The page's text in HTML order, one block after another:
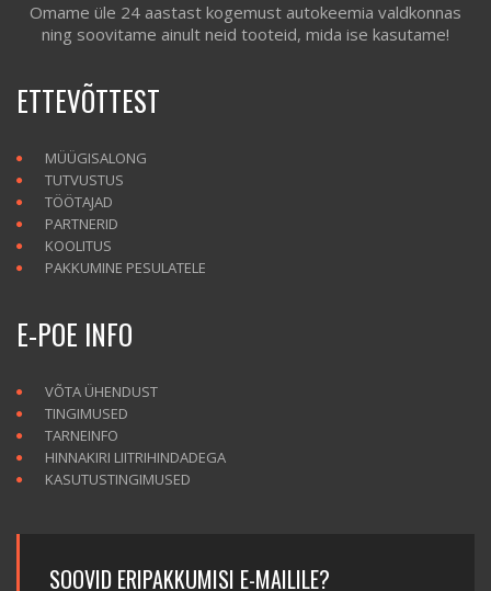
Omame üle 24 aastast kogemust autokeemia valdkonnas
ning soovitame ainult neid tooteid, mida ise kasutame!
ETTEVÕTTEST
MÜÜGISALONG
TUTVUSTUS
TÖÖTAJAD
PARTNERID
KOOLITUS
PAKKUMINE PESULATELE
E-POE INFO
VÕTA ÜHENDUST
TINGIMUSED
TARNEINFO
HINNAKIRI LIITRIHINDADEGA
KASUTUSTINGIMUSED
SOOVID ERIPAKKUMISI E-MAILILE?